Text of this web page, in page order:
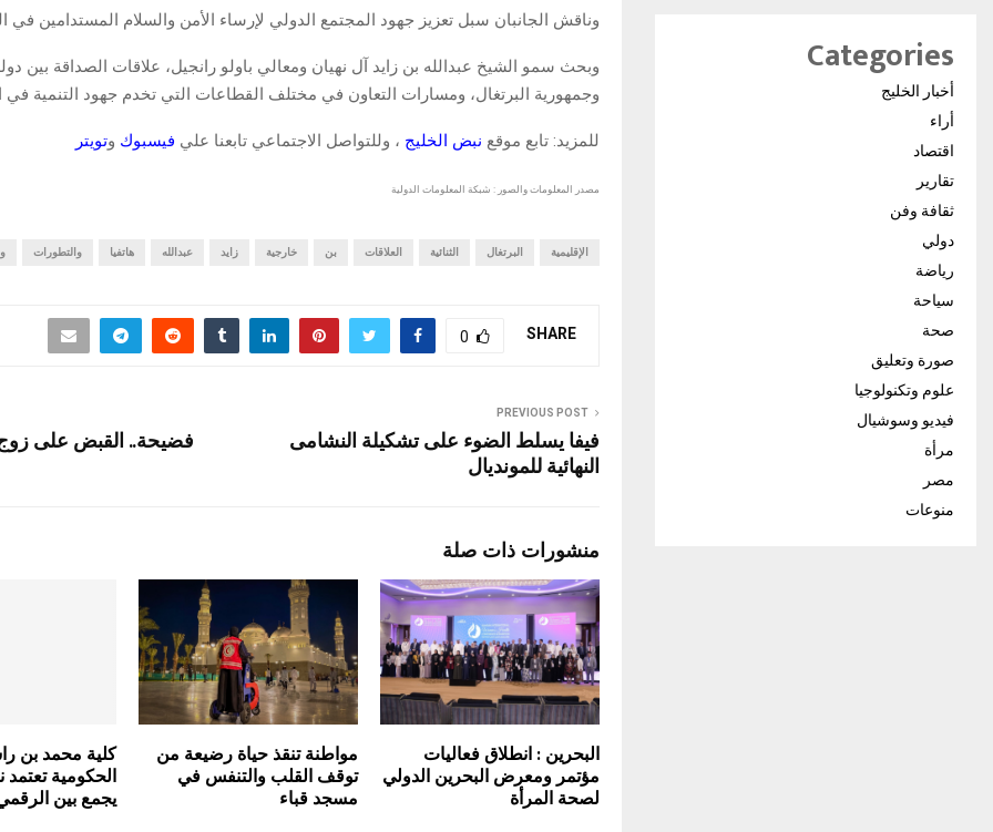
وناقش الجانبان سبل تعزيز جهود المجتمع الدولي لإرساء الأمن والسلام المستدامين في
وبحث سمو الشيخ عبدالله بن زايد آل نهيان ومعالي باولو رانجيل، علاقات الصداقة بين
وجمهورية البرتغال، ومسارات التعاون في مختلف القطاعات التي تخدم جهود التنمية في
للمزيد: تابع موقع نبض الخليج ، وللتواصل الاجتماعي تابعنا علي فيسبوك وتويتر
مصدر المعلومات والصور : شبكة المعلومات الدولية
الإقليمية البرتغال الثنائية العلاقات بن خارجية زايد عبدالله هاتفيا والتطورات
SHARE
0
PREVIOUS POST
فيفا يسلط الضوء على تشكيلة النشامى
النهائية للمونديال
فضيحة.. القبض على
منشورات ذات صلة
البحرين : انطلاق فعاليات
مؤتمر ومعرض البحرين الدولي
لصحة المرأة
مواطنة تنقذ حياة رضيعة من
توقف القلب والتنفس في
مسجد قباء
كلية محمد بن
الحكومية تعتمد
يجمع بين
Categories
أخبار الخليج
أراء
اقتصاد
تقارير
ثقافة وفن
دولي
رياضة
سياحة
صحة
صورة وتعليق
علوم وتكنولوجيا
فيديو وسوشيال
مرأة
مصر
منوعات